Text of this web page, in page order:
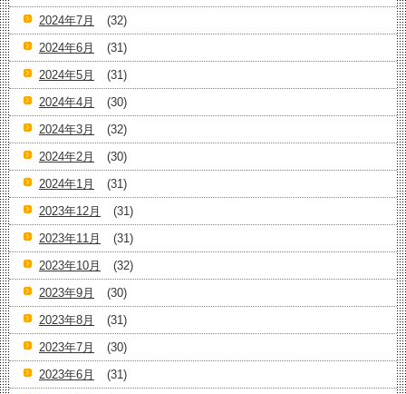
2024年7月
(32)
2024年6月
(31)
2024年5月
(31)
2024年4月
(30)
2024年3月
(32)
2024年2月
(30)
2024年1月
(31)
2023年12月
(31)
2023年11月
(31)
2023年10月
(32)
2023年9月
(30)
2023年8月
(31)
2023年7月
(30)
2023年6月
(31)